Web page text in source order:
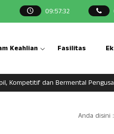
09:57:33
Keahlian Fasilitas
Kompetitif dan Bermental Pengusaha
Anda disini :